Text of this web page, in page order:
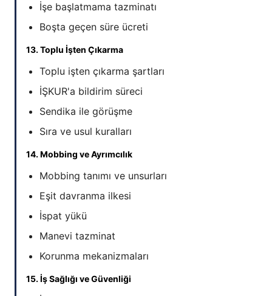
İşe başlatmama tazminatı
Boşta geçen süre ücreti
13. Toplu İşten Çıkarma
Toplu işten çıkarma şartları
İŞKUR'a bildirim süreci
Sendika ile görüşme
Sıra ve usul kuralları
14. Mobbing ve Ayrımcılık
Mobbing tanımı ve unsurları
Eşit davranma ilkesi
İspat yükü
Manevi tazminat
Korunma mekanizmaları
15. İş Sağlığı ve Güvenliği